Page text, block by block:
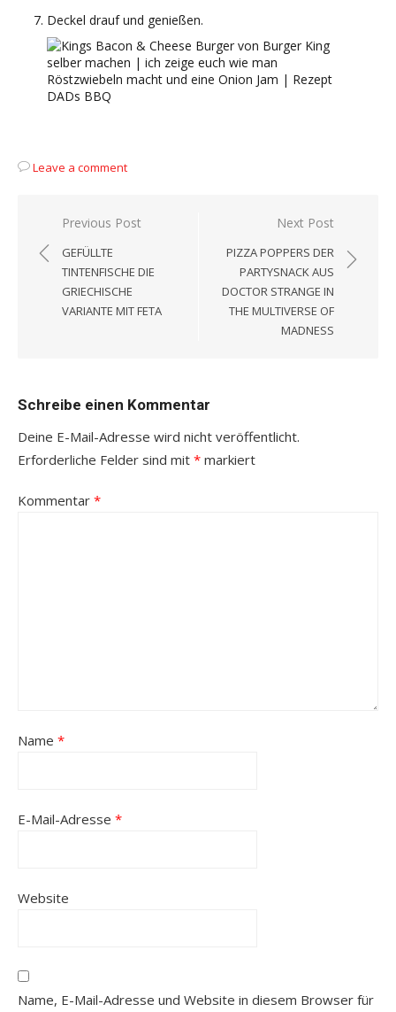
Deckel drauf und genießen.
Leave a comment
Beitragsnavigation
Previous Post
GEFÜLLTE
TINTENFISCHE DIE
GRIECHISCHE
VARIANTE MIT FETA
Next Post
PIZZA POPPERS DER
PARTYSNACK AUS
DOCTOR STRANGE IN
THE MULTIVERSE OF
MADNESS
Schreibe einen Kommentar
Deine E-Mail-Adresse wird nicht veröffentlicht.
Erforderliche Felder sind mit * markiert
Kommentar *
Name *
E-Mail-Adresse *
Website
Name, E-Mail-Adresse und Website in diesem Browser für